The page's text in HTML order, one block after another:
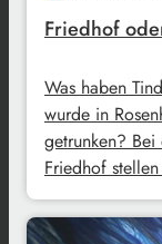
Friedhof
Was haben
wurde in
getrunken?
Friedhof